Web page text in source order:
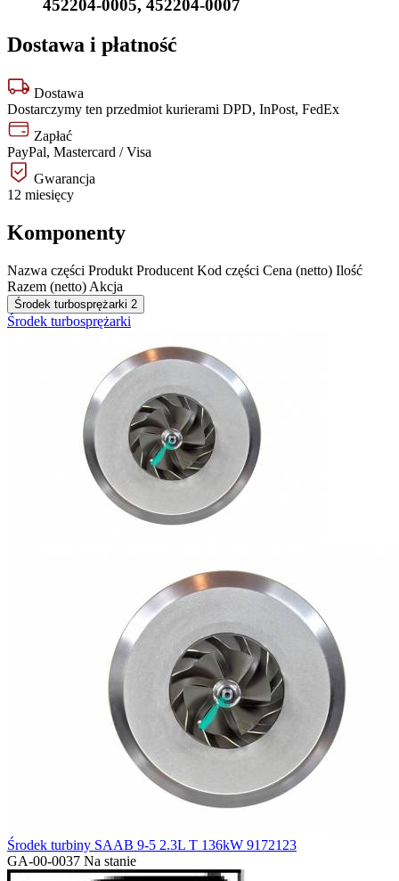
452204-0005, 452204-0007
Dostawa i płatność
Dostawa
Dostarczymy ten przedmiot kurierami DPD, InPost, FedEx
Zapłać
PayPal, Mastercard / Visa
Gwarancja
12 miesięcy
Komponenty
Nazwa części Produkt Producent Kod części Cena (netto) Ilość
Razem (netto) Akcja
Środek turbosprężarki 2
Środek turbosprężarki
Środek turbiny SAAB 9-5 2.3L T 136kW 9172123
GA-00-0037 Na stanie